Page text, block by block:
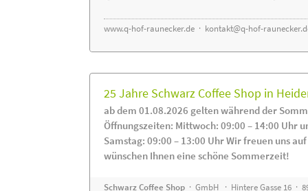
www.q-hof-raunecker.de · kontakt@q-hof-
25 Jahre Schwarz Coffee Shop in
ab dem 01.08.2026 gelten während der
Öffnungszeiten: Mittwoch: 09:00 – 14:00 Uhr
Samstag: 09:00 – 13:00 Uhr Wir freuen uns
wünschen Ihnen eine schöne Sommerzeit!
Schwarz Coffee Shop · GmbH · Hintere Gasse 16 ·